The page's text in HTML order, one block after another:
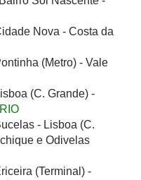
Nova - Costa da
(Metro) - Vale
(C. Grande) -
- Lisboa (C.
e Odivelas
(Terminal) -